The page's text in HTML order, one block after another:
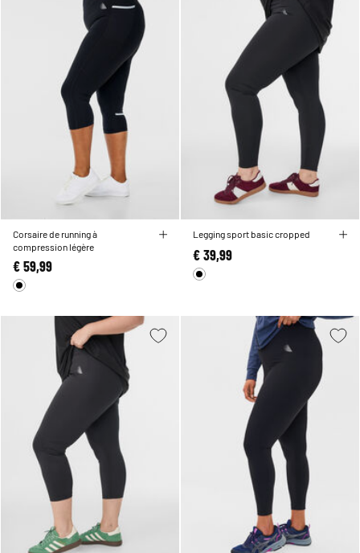
Corsaire de running à
compression légère
€ 59,99
Legging sport basic cropped
€ 39,99